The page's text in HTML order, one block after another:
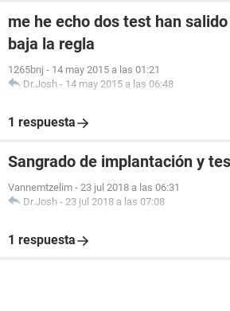
me he echo dos test han
baja la regla
1265bnj - 14 may 2015 a las 01:21
Dr.Josh - 14 may 2015 a las 06:48
1 respuesta
Sangrado de implantación y
Vannemtzelim - 23 jul 2018 a las 06:31
Dr.Josh - 23 jul 2018 a las 07:08
1 respuesta